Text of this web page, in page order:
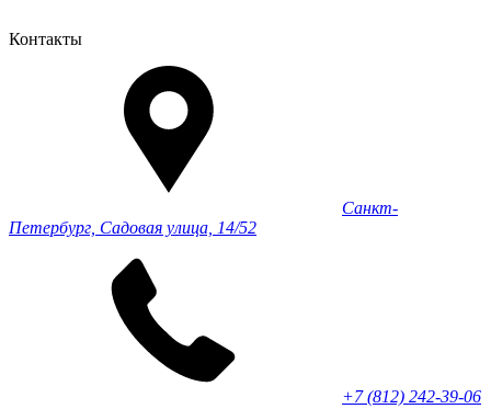
Контакты
Санкт-
Петербург, Садовая улица, 14/52
+7 (812) 242-39-06